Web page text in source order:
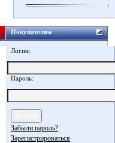
Покупателям
Логин:
Пароль:
Забыли пароль?
Зарегистрироваться